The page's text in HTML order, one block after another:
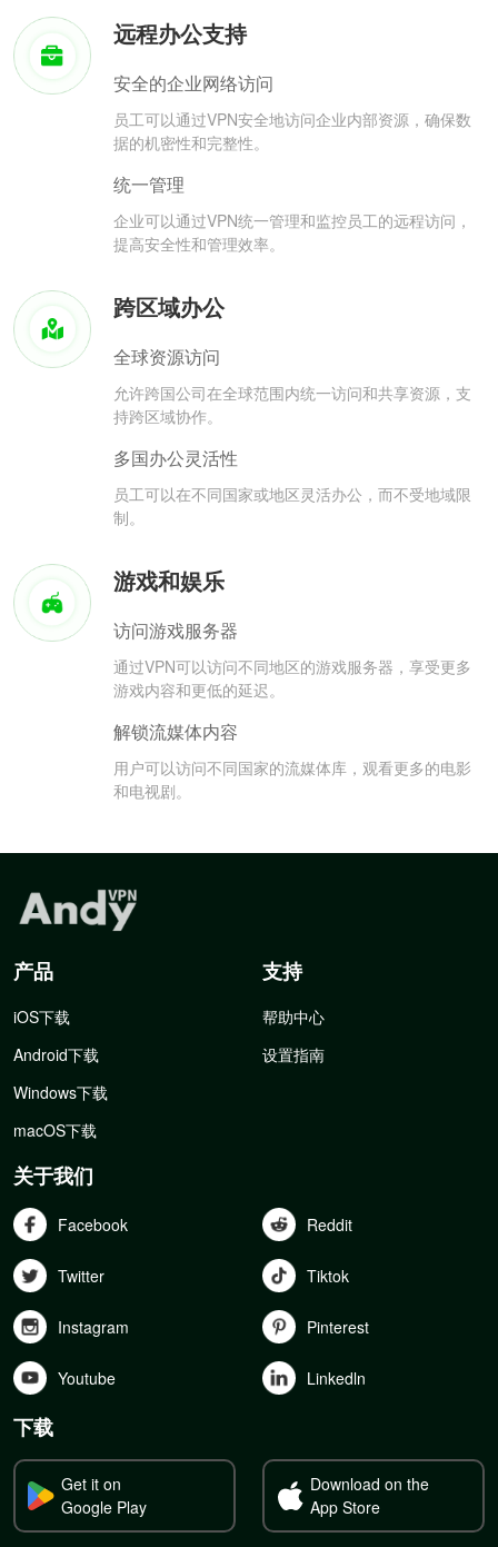
远程办公支持
安全的企业网络访问
员工可以通过VPN安全地访问企业内部资源，确保数
据的机密性和完整性。
统一管理
企业可以通过VPN统一管理和监控员工的远程访问，
提高安全性和管理效率。
跨区域办公
全球资源访问
允许跨国公司在全球范围内统一访问和共享资源，支
持跨区域协作。
多国办公灵活性
员工可以在不同国家或地区灵活办公，而不受地域限
制。
游戏和娱乐
访问游戏服务器
通过VPN可以访问不同地区的游戏服务器，享受更多
游戏内容和更低的延迟。
解锁流媒体内容
用户可以访问不同国家的流媒体库，观看更多的电影
和电视剧。
产品
iOS下载
Android下载
Windows下载
macOS下载
支持
帮助中心
设置指南
关于我们
Facebook Reddit
Twitter Tiktok
Instagram Pinterest
Youtube Linkedln
下载
Get it on
Google Play
Download on the
App Store